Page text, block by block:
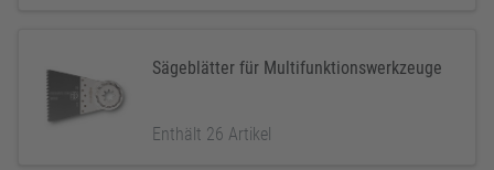
Sägeblätter für Multifunktionswerkzeuge
Enthält 26 Artikel